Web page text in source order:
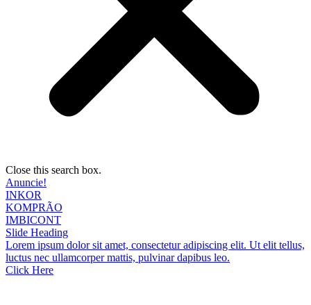
Close this search box.
Anuncie!
INKOR
KOMPRÃO
IMBICONT
Slide Heading
Lorem ipsum dolor sit amet, consectetur adipiscing elit. Ut elit tellus,
luctus nec ullamcorper mattis, pulvinar dapibus leo.
Click Here